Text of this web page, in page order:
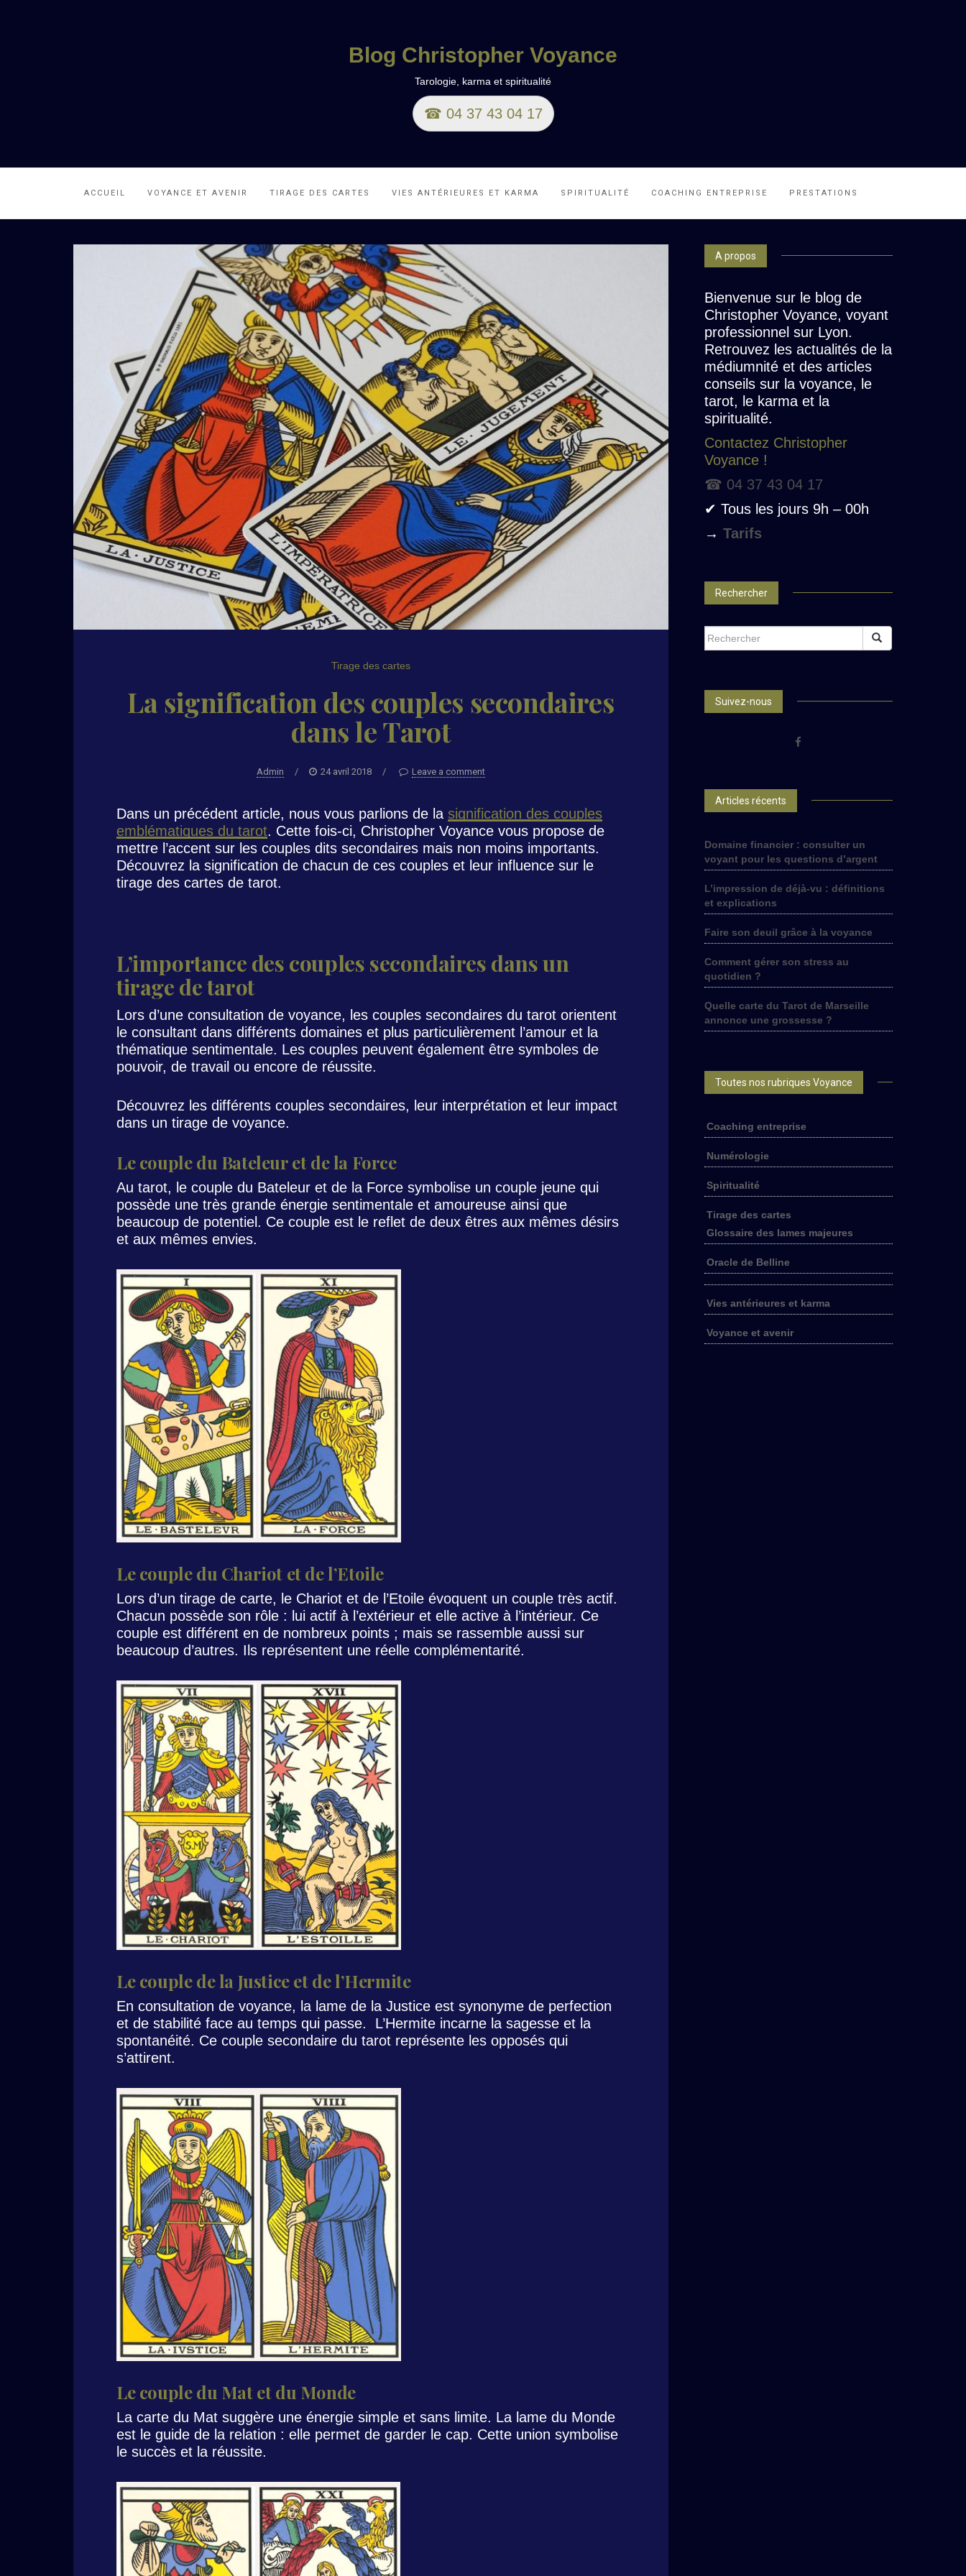
Blog Christopher Voyance
Tarologie, karma et spiritualité
☎ 04 37 43 04 17
ACCUEIL VOYANCE ET AVENIR TIRAGE DES CARTES VIES ANTÉRIEURES ET KARMA SPIRITUALITÉ COACHING ENTREPRISE PRESTATIONS
Tirage des cartes
La signification des couples secondaires
dans le Tarot
Admin / 24 avril 2018 / Leave a comment
Dans un précédent article, nous vous parlions de la signification des couples
emblématiques du tarot. Cette fois-ci, Christopher Voyance vous propose de
mettre l’accent sur les couples dits secondaires mais non moins importants.
Découvrez la signification de chacun de ces couples et leur influence sur le
tirage des cartes de tarot.
L’importance des couples secondaires dans un
tirage de tarot
Lors d’une consultation de voyance, les couples secondaires du tarot orientent
le consultant dans différents domaines et plus particulièrement l’amour et la
thématique sentimentale. Les couples peuvent également être symboles de
pouvoir, de travail ou encore de réussite.
Découvrez les différents couples secondaires, leur interprétation et leur impact
dans un tirage de voyance.
Le couple du Bateleur et de la Force
Au tarot, le couple du Bateleur et de la Force symbolise un couple jeune qui
possède une très grande énergie sentimentale et amoureuse ainsi que
beaucoup de potentiel. Ce couple est le reflet de deux êtres aux mêmes désirs
et aux mêmes envies.
Le couple du Chariot et de l’Etoile
Lors d’un tirage de carte, le Chariot et de l’Etoile évoquent un couple très actif.
Chacun possède son rôle : lui actif à l’extérieur et elle active à l’intérieur. Ce
couple est différent en de nombreux points ; mais se rassemble aussi sur
beaucoup d’autres. Ils représentent une réelle complémentarité.
Le couple de la Justice et de l’Hermite
En consultation de voyance, la lame de la Justice est synonyme de perfection
et de stabilité face au temps qui passe. L’Hermite incarne la sagesse et la
spontanéité. Ce couple secondaire du tarot représente les opposés qui
s’attirent.
Le couple du Mat et du Monde
La carte du Mat suggère une énergie simple et sans limite. La lame du Monde
est le guide de la relation : elle permet de garder le cap. Cette union symbolise
le succès et la réussite.
A propos
Bienvenue sur le blog de
Christopher Voyance, voyant
professionnel sur Lyon.
Retrouvez les actualités de la
médiumnité et des articles
conseils sur la voyance, le
tarot, le karma et la
spiritualité.
Contactez Christopher
Voyance !
☎ 04 37 43 04 17
✔ Tous les jours 9h – 00h
→ Tarifs
Rechercher
SEARCH
FOR:
Suivez-nous
Articles récents
Domaine financier : consulter un
voyant pour les questions d’argent
L’impression de déjà-vu : définitions
et explications
Faire son deuil grâce à la voyance
Comment gérer son stress au
quotidien ?
Quelle carte du Tarot de Marseille
annonce une grossesse ?
Toutes nos rubriques Voyance
Coaching entreprise
Numérologie
Spiritualité
Tirage des cartes
Glossaire des lames majeures
Oracle de Belline
Vies antérieures et karma
Voyance et avenir